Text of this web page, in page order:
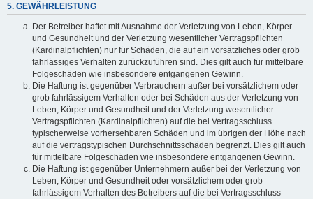
5. GEWÄHRLEISTUNG
Der Betreiber haftet mit Ausnahme der Verletzung von Leben, Körper
und Gesundheit und der Verletzung wesentlicher Vertragspflichten
(Kardinalpflichten) nur für Schäden, die auf ein vorsätzliches oder grob
fahrlässiges Verhalten zurückzuführen sind. Dies gilt auch für mittelbare
Folgeschäden wie insbesondere entgangenen Gewinn.
Die Haftung ist gegenüber Verbrauchern außer bei vorsätzlichem oder
grob fahrlässigem Verhalten oder bei Schäden aus der Verletzung von
Leben, Körper und Gesundheit und der Verletzung wesentlicher
Vertragspflichten (Kardinalpflichten) auf die bei Vertragsschluss
typischerweise vorhersehbaren Schäden und im übrigen der Höhe nach
auf die vertragstypischen Durchschnittsschäden begrenzt. Dies gilt auch
für mittelbare Folgeschäden wie insbesondere entgangenen Gewinn.
Die Haftung ist gegenüber Unternehmern außer bei der Verletzung von
Leben, Körper und Gesundheit oder vorsätzlichem oder grob
fahrlässigem Verhalten des Betreibers auf die bei Vertragsschluss